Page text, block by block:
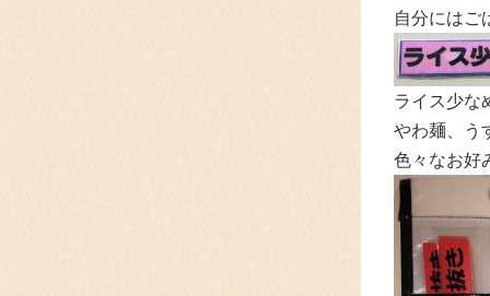
自分にはご
ライス少な
やわ麺、う
色々なお好